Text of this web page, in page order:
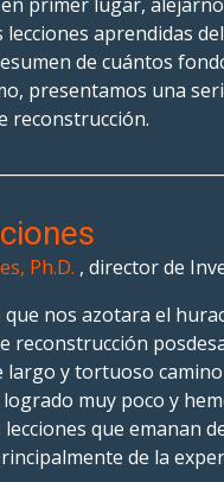
aprendidas
de cuántos
presentamos una
reconstrucción.
Ph.D. , director de
nos azotara el
reconstrucción
largo y tortuoso
muy poco y
que emanan
de la